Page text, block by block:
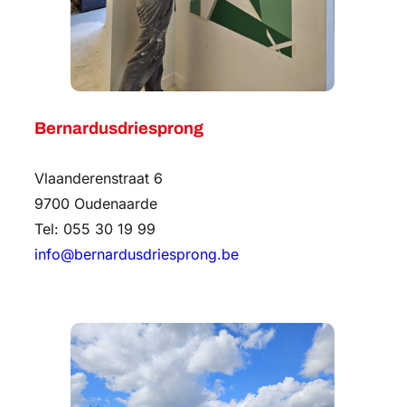
Bernardusdriesprong
Vlaanderenstraat 6
9700 Oudenaarde
Tel: 055 30 19 99
info@bernardusdriesprong.be